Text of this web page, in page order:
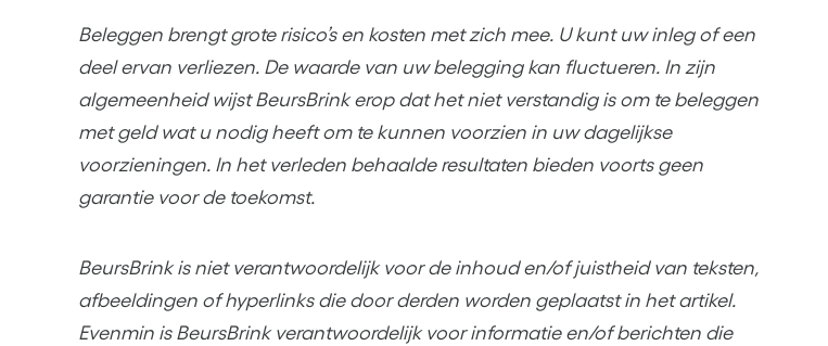
Beleggen brengt grote risico’s en kosten met zich mee. U kunt uw inleg of een
deel ervan verliezen. De waarde van uw belegging kan fluctueren. In zijn
algemeenheid wijst BeursBrink erop dat het niet verstandig is om te beleggen
met geld wat u nodig heeft om te kunnen voorzien in uw dagelijkse
voorzieningen. In het verleden behaalde resultaten bieden voorts geen
garantie voor de toekomst.
BeursBrink is niet verantwoordelijk voor de inhoud en/of juistheid van teksten,
afbeeldingen of hyperlinks die door derden worden geplaatst in het artikel.
Evenmin is BeursBrink verantwoordelijk voor informatie en/of berichten die